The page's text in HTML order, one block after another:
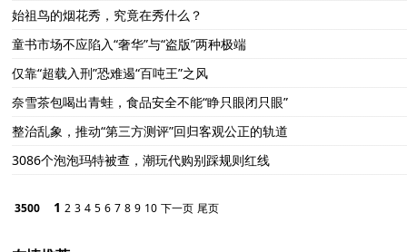
始祖鸟的烟花秀，究竟在秀什么？
童书市场不应陷入“奢华”与“盗版”两种极端
仅靠“超载入刑”恐难遏“百吨王”之风
奈雪茶包喝出青蛙，食品安全不能“睁只眼闭只眼”
整治乱象，推动“第三方测评”回归客观公正的轨道
3086个泡泡玛特被查，潮玩代购别踩规则红线
3500 1 2 3 4 5 6 7 8 9 10 下一页 尾页